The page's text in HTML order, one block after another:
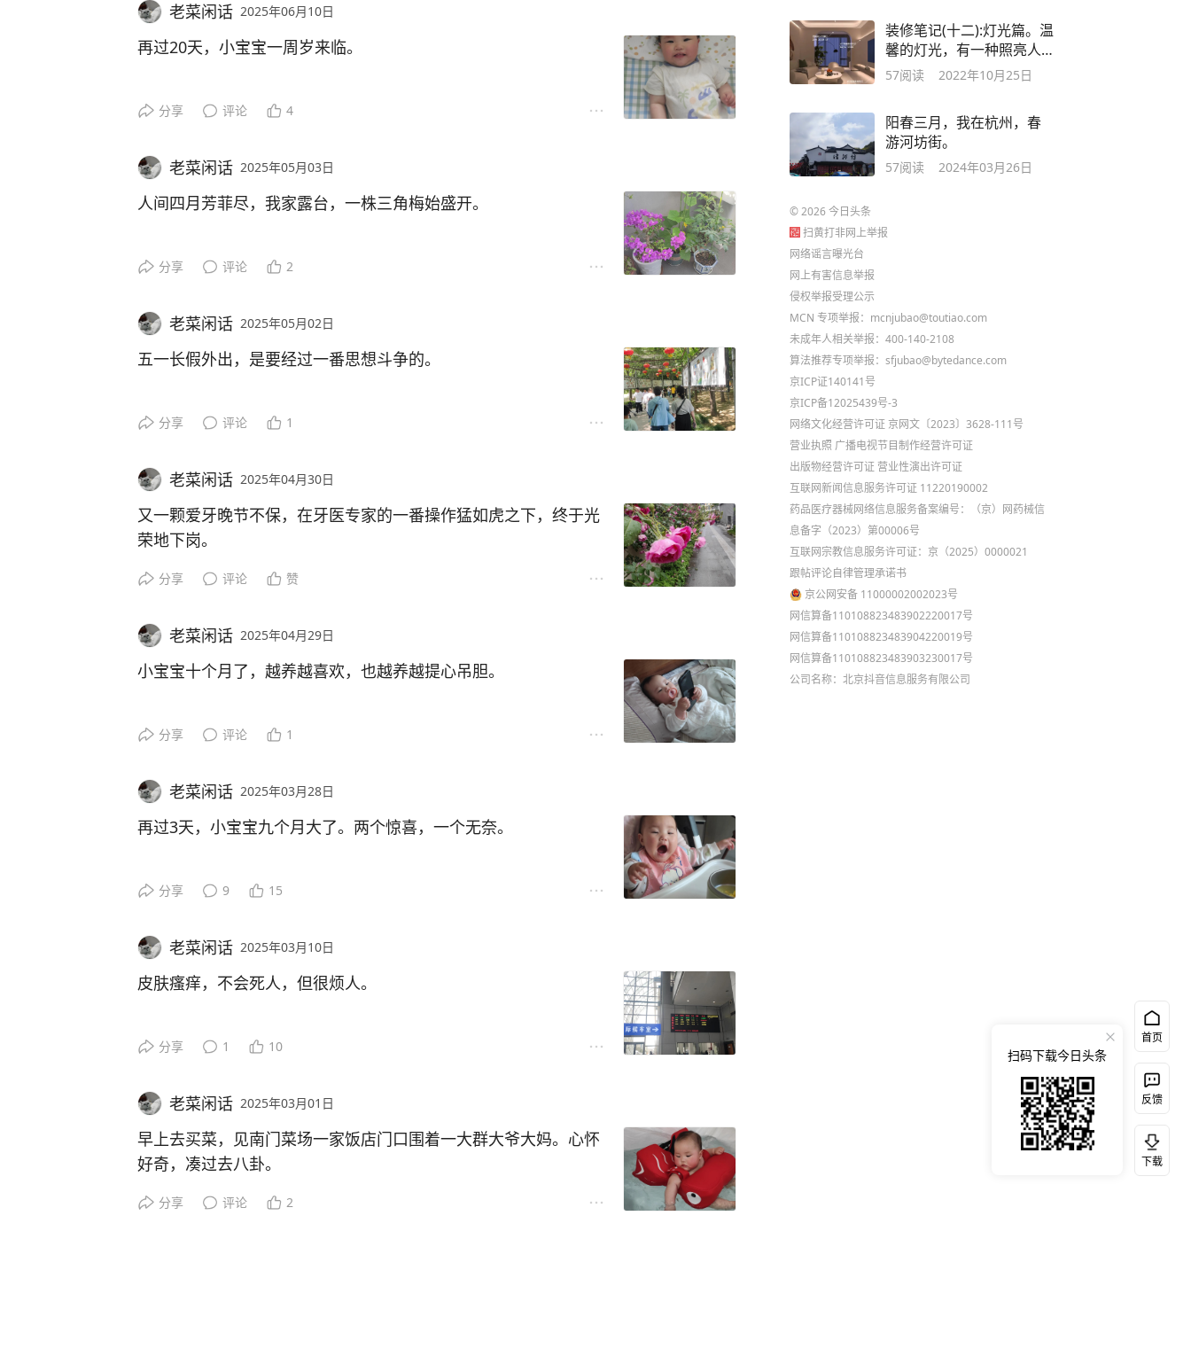
那天我推车出去，经过小区外围墙，就遭到了四五只蚊子的围追堵
截，而且专叮小宝贝。
大包天的蚊子虰牢了。
防不胜防啊！
虽然她还不会用语言来表达，但已经能基本听懂我们给她讲的话。
不会表达，小家伙会用她自己的方式来实现目的。她会用手来拉我
电灯开关，玩具，播放器，甚至电风扇……，手机也玩得有模有
样，用小手指划呀划，估计过不了多久，告诉她密码，就会开机
了。
至于其他技能，该会的，差不多都会。
恭喜恭喜、再见再见、做眯眯眼，听到音乐声就开始双手舞蹈，吓
一跳的时候会用手拍拍自己的胸口，用汤匙吃东西，扶着围栏站立
这一年，从呱呱落地到活泼可爱，我们陪伴小家伙一起长大，寸步
小朋友的纯真与可爱，还略带一点小狡黠，真的可以融化到你。
处，累并快乐着。
在小宝贝一周岁生日之际，匆匆忙忙、杂乱无章写上一些，以表纪
念。
老菜闲话 2025年06月10日
再过20天，小宝宝一周岁来临。
向，嘴上念念有词，让我们满足她的需求。
视野感。
随着小家伙的日益成长，我们提心吊胆的占比也越来越多，即便小
边紧张地用手扶着她，不知是我不小心走了神，还是小家伙小腿发
了软，一瞬间，她侧向倒了下去，小脑袋着地，发出清脆的声响。
小家伙哇哇大哭，且持续了好长时间，这是我们照看以来从未经历
过她如此这般，可见这次的摔倒，是何等疼痛。小宝宝平时挺熬痛
的。
我的心情瞬间不好，自责不已。百密一疏，一疏就出大事。
定很难受，谁养谁知道。
分享 评论 4
老菜闲话 2025年05月03日
人间四月芳菲尽，我家露台，一株三角梅始盛开。
然后，惊喜不期而至，今年四月下旬，默默无闻的她，突然之间，
美好的东西，她的出现，不必期盼，只需保持一份耐心即可。
五月初头，正是收获的时节。
不但收获眼福，也收获了口福。
前些日子种下的辣椒，很快开花结了果。
蛋炒饭有它的点缀，味道提升了一个维度。
三角梅旁边的黄瓜与西红柿，与辣椒一同从菜市场淘来的。都开了
同样是网购，我上次搞来的小葱种子，撒下后却一直没见动静，白
小小露台，俨然成了未来退休生活的试验田。
分享 评论 2
老菜闲话 2025年05月02日
五一长假外出，是要经过一番思想斗争的。
最终，“去”占了上风。
次行程。
一个多小时车程。
最大的惊喜，小宝宝上车就睡，全程游玩开开心心，回程车上又酣
线上订的门票。到景区仍要排队领票，太Low了。
票。
且都随身携带小朋友。于心何忍。
门票有三个园区可玩。动物王国，海洋世界，水母馆。
小宝宝十个月大，似懂非懂。当真实地看到羊驼的时候，兴奋得手
舞足蹈。
家里之前有一只毛绒羊驼，洁白如云，安放在沙发背上。一直在“羊
驼驼，羊驼驼”地灌输，所以小家伙对羊驼这个可爱的动物有一定的
分享 评论 1
老菜闲话 2025年04月30日
又一颗爱牙晚节不保，在牙医专家的一番操作猛如虎之下，终于光
荣地下岗。
它的接班人将会是一颗价值不菲的烤瓷牙。
拔牙后的重建工作有两个方案，可以二选一。
种植比较费时，因为曾种过一颗，有经验，得跑5趟。也费钱，那
说，一烤，得手牵手烤三颗。
跑牙医的次数可能会少点，大概流程是:先取模，装上假牙，再安装
拔牙后，需2-3个月方可实施重建。这期间，辛苦右侧的牙兄们
了。
待施工完毕，该轮到左侧的牙兄们上场作贡献了。
分享 评论 赞
老菜闲话 2025年04月29日
小宝宝十个月了，越养越喜欢，也越养越提心吊胆。
一是，怕她生病。像昨天，小家伙一整天在流鼻涕，还有口水，口
这段时间，天气若冷若热，衣服难穿。前天给她穿了短袖，在小区
她有个很不好的习惯，坐着时，会突然后仰倒地。大概是模仿我们
在她身边躺着，她也想躺下。
但她躺下的动作，会让人魂飞魄散。
分享 评论 1
老菜闲话 2025年03月28日
再过3天，小宝宝九个月大了。两个惊喜，一个无奈。
或许是白天玩累了，精力得到充分释放，临睡前，竟主动拒绝她宝
惊喜二:
连续两周，不再吃夜奶。
之前每晚非得整一顿夜奶不可，时间点大概在凌晨四点左右，太费
她宝妈了。
分享 9 15
老菜闲话 2025年03月10日
皮肤瘙痒，不会死人，但很烦人。
你抓得血流成河为止。
穷尽一切中西药膏，能治一时，却难断根。
跟痔疮一样，达到某种程度，非求医不可，靠自己瞎折腾，徒添烦
分享 1 10
老菜闲话 2025年03月01日
早上去买菜，见南门菜场一家饭店门口围着一大群大爷大妈。心怀
好奇，凑过去八卦。
一位中年男子正挥铲炒着一大锅饭，围着的人太多，每人拿着一只
分享 评论 2
装修笔记(十二):灯光篇。温
馨的灯光，有一种照亮人
生的味道
57阅读 2022年10月25日
阳春三月，我在杭州，春
游河坊街。
57阅读 2024年03月26日
©2026今日头条
扫黄打非网上举报
网络谣言曝光台
网上有害信息举报
侵权举报受理公示
MCN 专项举报：mcnjubao@toutiao.com
未成年人相关举报：400-140-2108
算法推荐专项举报：sfjubao@bytedance.com
京ICP证140141号
京ICP备12025439号-3
网络文化经营许可证 京网文〔2023〕3628-111号
营业执照 广播电视节目制作经营许可证
出版物经营许可证 营业性演出许可证
互联网新闻信息服务许可证 11220190002
药品医疗器械网络信息服务备案编号：（京）网药械信
息备字（2023）第00006号
互联网宗教信息服务许可证：京（2025）0000021
跟帖评论自律管理承诺书
京公网安备 11000002002023号
网信算备110108823483902220017号
网信算备110108823483904220019号
网信算备110108823483903230017号
公司名称：北京抖音信息服务有限公司
首页
反馈
下载
扫码下载今日头条